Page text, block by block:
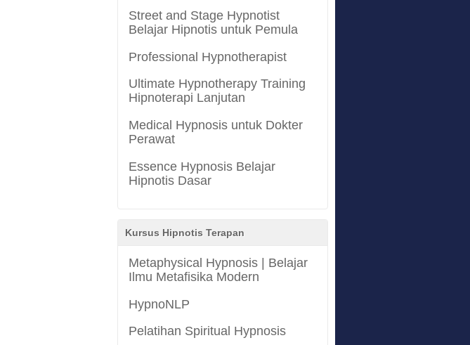
Street and Stage Hypnotist
Belajar Hipnotis untuk Pemula
Professional Hypnotherapist
Ultimate Hypnotherapy Training
Hipnoterapi Lanjutan
Medical Hypnosis untuk Dokter
Perawat
Essence Hypnosis Belajar
Hipnotis Dasar
Kursus Hipnotis Terapan
Metaphysical Hypnosis | Belajar
Ilmu Metafisika Modern
HypnoNLP
Pelatihan Spiritual Hypnosis